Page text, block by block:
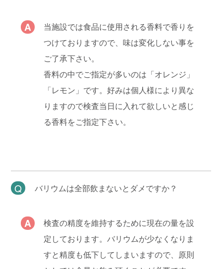
当施設では食品に使用される香料で香りを
つけておりますので、味は変化しない事を
ご了承下さい。
香料の中でご指定が多いのは「オレンジ」
「レモン」です。好みは個人様により異な
りますので検査当日に入れて欲しいと感じ
る香料をご指定下さい。
バリウムは全部飲まないとダメですか？
検査の精度を維持するために現在の量を設
定しております。バリウムが少なくなりま
すと精度も低下してしまいますので、原則